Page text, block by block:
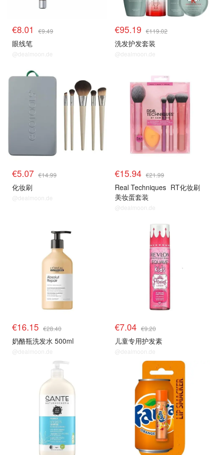
€8.01 €9.49
眼线笔
@dealmoon.de
€95.19 €119.02
洗发护发套装
@dealmoon.de
€5.07 €14.99
化妆刷
@dealmoon.de
€15.94 €21.99
Real Techniques RT化妆刷
美妆蛋套装
@dealmoon.de
€16.15 €28.40
奶酪瓶洗发水 500ml
@dealmoon.de
€7.04 €9.20
儿童专用护发素
@dealmoon.de